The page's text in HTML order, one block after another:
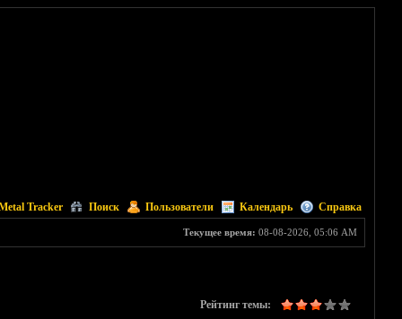
Tracker Поиск Пользователи Календарь Справка
Текущее время: 08-08-2026, 05:06 AM
Рейтинг темы: